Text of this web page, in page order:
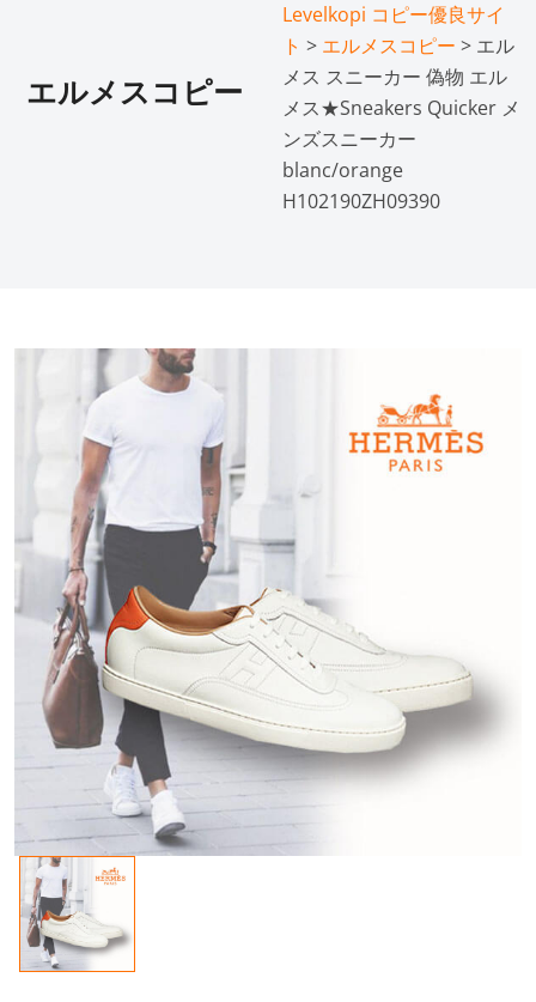
エルメスコピー
Levelkopi コピー優良サイ
ト > エルメスコピー > エル
メス スニーカー 偽物 エル
メス★Sneakers Quicker メ
ンズスニーカー
blanc/orange
H102190ZH09390